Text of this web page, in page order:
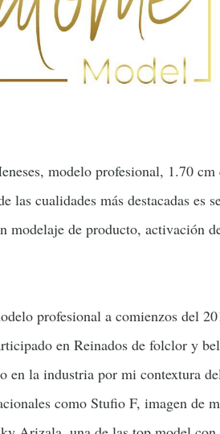
modelo profesional, 1.70
las cualidades más destacadas es
modelaje de producto, activación
profesional a comienzos del
en Reinados de folclor y
en la industria por mi contextura
como Stufio F, imagen de